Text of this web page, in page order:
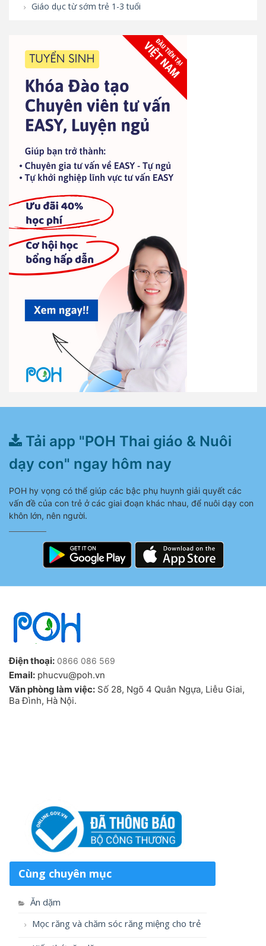
Giáo dục từ sớm trẻ 1-3 tuổi
Tải app "POH Thai giáo & Nuôi
dạy con" ngay hôm nay
POH hy vọng có thể giúp các bậc phụ huynh giải quyết các
vấn đề của con trẻ ở các giai đoạn khác nhau, để nuôi dạy con
khôn lớn, nên người.
Điện thoại: 0866 086 569
Email: phucvu@poh.vn
Văn phòng làm việc: Số 28, Ngõ 4 Quân Ngựa, Liễu Giai,
Ba Đình, Hà Nội.
Cùng chuyên mục
Ăn dặm
Mọc răng và chăm sóc răng miệng cho trẻ